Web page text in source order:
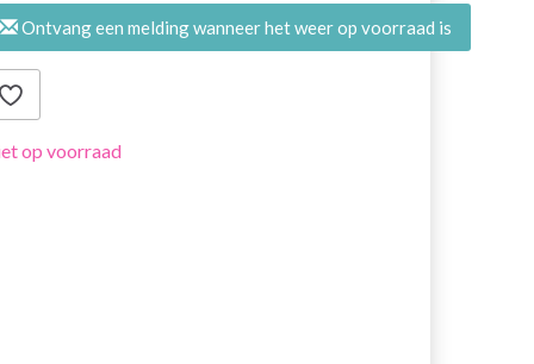
Ontvang een melding wanneer het weer op voorraad is
op voorraad